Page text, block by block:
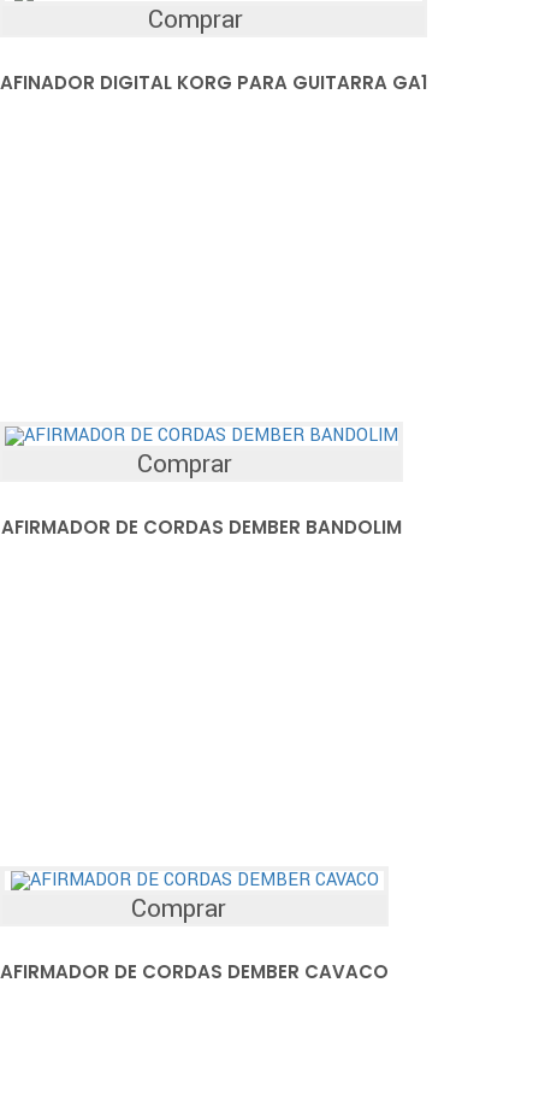
Comprar
AFINADOR DIGITAL KORG PARA GUITARRA GA1
Comprar
AFIRMADOR DE CORDAS DEMBER BANDOLIM
Comprar
AFIRMADOR DE CORDAS DEMBER CAVACO